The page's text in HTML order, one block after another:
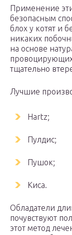
Применение
безопасным
блох у котят и
никаких
на основе
тщательно
Лучшие
Hartz;
Пулдис;
Пушок;
Киса.
Обладатели
почувствуют
этот метод